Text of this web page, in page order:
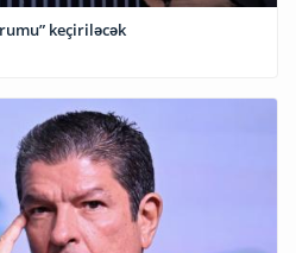
keçiriləcək